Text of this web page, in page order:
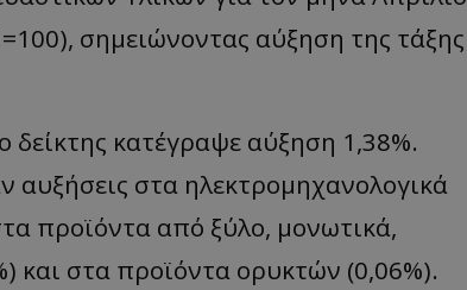
σημειώνοντας αύξηση της τάξης
δείκτης κατέγραψε αύξηση 1,38%.
στα ηλεκτρομηχανολογικά
προϊόντα από ξύλο, μονωτικά,
και στα προϊόντα ορυκτών (0,06%).